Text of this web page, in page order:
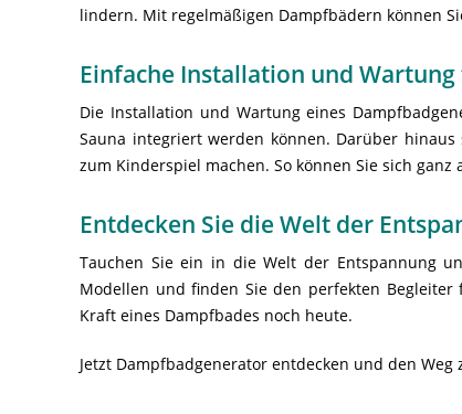
lindern. Mit regelmäßigen Dampfbädern können
Einfache Installation und
Die Installation und Wartung eines
Sauna integriert werden können. Darüber
zum Kinderspiel machen. So können Sie sich
Entdecken Sie die Welt der
Tauchen Sie ein in die Welt der Entspannung
Modellen und finden Sie den perfekten Begleiter
Kraft eines Dampfbades noch heute.
Jetzt Dampfbadgenerator entdecken und den